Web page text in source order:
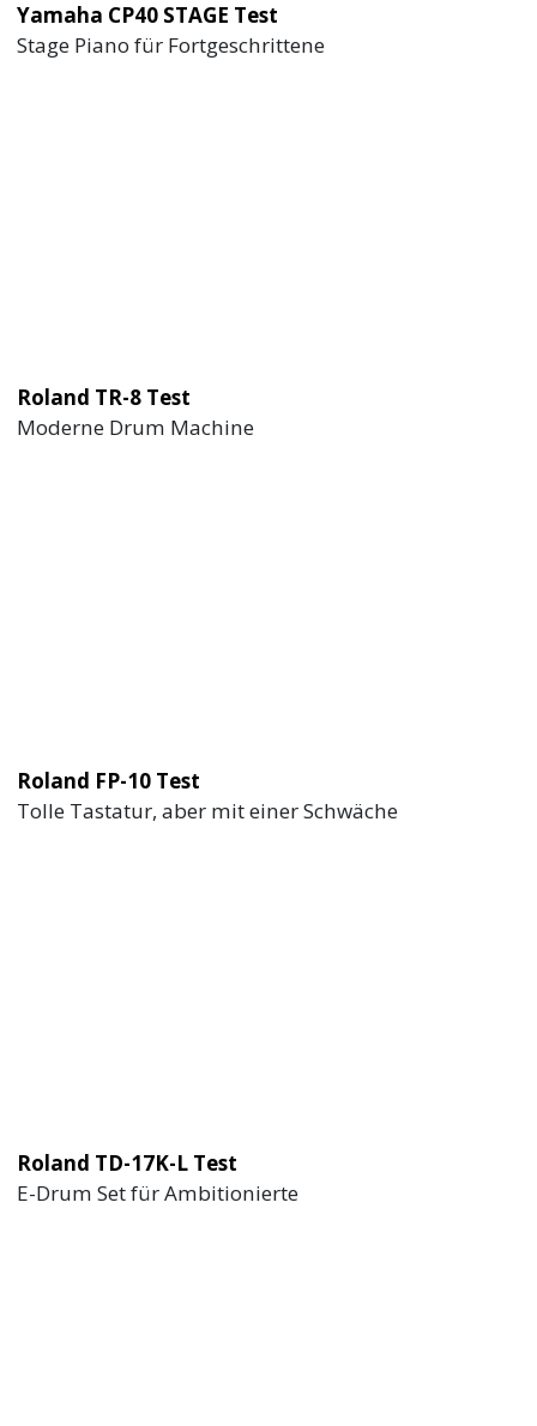
Yamaha CP40 STAGE Test
Stage Piano für Fortgeschrittene
Roland TR-8 Test
Moderne Drum Machine
Roland FP-10 Test
Tolle Tastatur, aber mit einer Schwäche
Roland TD-17K-L Test
E-Drum Set für Ambitionierte